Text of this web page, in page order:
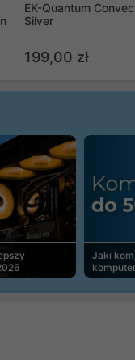
EK-Quantum
Silver
199,00 zł
Jaki